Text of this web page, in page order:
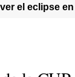
el eclipse